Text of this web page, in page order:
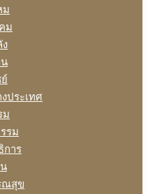
ม
ม
ประเทศ
ม
รม
การ
ณสุข